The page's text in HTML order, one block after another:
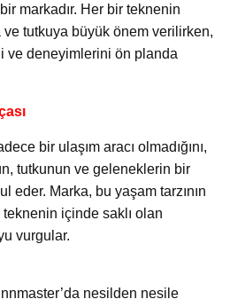
markadır. Her bir teknenin
ve tutkuya büyük önem verilirken,
ve deneyimlerini ön planda
bir ulaşım aracı olmadığını,
tutkunun ve geleneklerin bir
eder. Marka, bu yaşam tarzının
teknenin içinde saklı olan
vurgular.
nesilden nesile